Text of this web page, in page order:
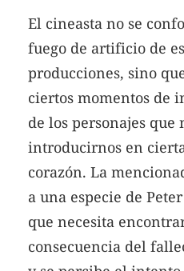
El cineasta no se
fuego de artificio de
producciones, sino
ciertos momentos de
de los personajes que
introducirnos en
corazón. La
a una especie de
que necesita
consecuencia del